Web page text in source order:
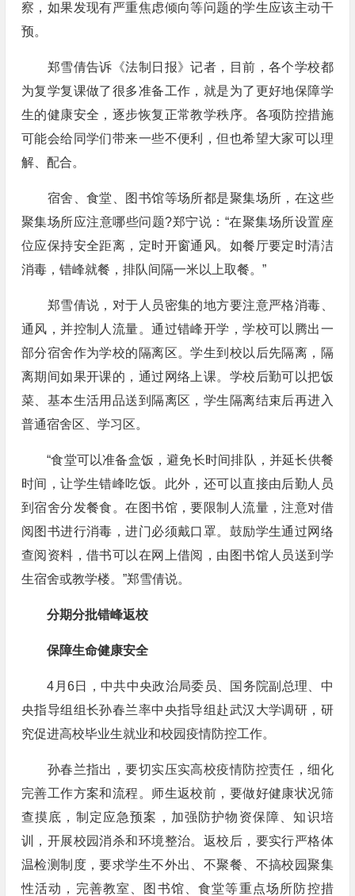
察，如果发现有严重焦虑倾向等问题的学生应该主动干
预。
郑雪倩告诉《法制日报》记者，目前，各个学校都
为复学复课做了很多准备工作，就是为了更好地保障学
生的健康安全，逐步恢复正常教学秩序。各项防控措施
可能会给同学们带来一些不便利，但也希望大家可以理
解、配合。
宿舍、食堂、图书馆等场所都是聚集场所，在这些
聚集场所应注意哪些问题?郑宁说：“在聚集场所设置座
位应保持安全距离，定时开窗通风。如餐厅要定时清洁
消毒，错峰就餐，排队间隔一米以上取餐。”
郑雪倩说，对于人员密集的地方要注意严格消毒、
通风，并控制人流量。通过错峰开学，学校可以腾出一
部分宿舍作为学校的隔离区。学生到校以后先隔离，隔
离期间如果开课的，通过网络上课。学校后勤可以把饭
菜、基本生活用品送到隔离区，学生隔离结束后再进入
普通宿舍区、学习区。
“食堂可以准备盒饭，避免长时间排队，并延长供餐
时间，让学生错峰吃饭。此外，还可以直接由后勤人员
到宿舍分发餐食。在图书馆，要限制人流量，注意对借
阅图书进行消毒，进门必须戴口罩。鼓励学生通过网络
查阅资料，借书可以在网上借阅，由图书馆人员送到学
生宿舍或教学楼。”郑雪倩说。
分期分批错峰返校
保障生命健康安全
4月6日，中共中央政治局委员、国务院副总理、中
央指导组组长孙春兰率中央指导组赴武汉大学调研，研
究促进高校毕业生就业和校园疫情防控工作。
孙春兰指出，要切实压实高校疫情防控责任，细化
完善工作方案和流程。师生返校前，要做好健康状况筛
查摸底，制定应急预案，加强防护物资保障、知识培
训，开展校园消杀和环境整治。返校后，要实行严格体
温检测制度，要求学生不外出、不聚餐、不搞校园聚集
性活动，完善教室、图书馆、食堂等重点场所防控措